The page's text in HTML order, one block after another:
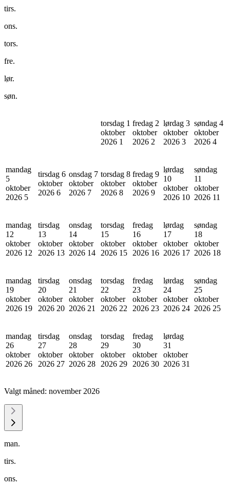
tirs.
ons.
tors.
fre.
lør.
søn.
torsdag 1
oktober
2026 1
fredag 2
oktober
2026 2
lørdag 3
oktober
2026 3
søndag 4
oktober
2026 4
mandag
5
oktober
2026 5
tirsdag 6
oktober
2026 6
onsdag 7
oktober
2026 7
torsdag 8
oktober
2026 8
fredag 9
oktober
2026 9
lørdag
10
oktober
2026 10
søndag
11
oktober
2026 11
mandag
12
oktober
2026 12
tirsdag
13
oktober
2026 13
onsdag
14
oktober
2026 14
torsdag
15
oktober
2026 15
fredag
16
oktober
2026 16
lørdag
17
oktober
2026 17
søndag
18
oktober
2026 18
mandag
19
oktober
2026 19
tirsdag
20
oktober
2026 20
onsdag
21
oktober
2026 21
torsdag
22
oktober
2026 22
fredag
23
oktober
2026 23
lørdag
24
oktober
2026 24
søndag
25
oktober
2026 25
mandag
26
oktober
2026 26
tirsdag
27
oktober
2026 27
onsdag
28
oktober
2026 28
torsdag
29
oktober
2026 29
fredag
30
oktober
2026 30
lørdag
31
oktober
2026 31
Valgt måned: november 2026
man.
tirs.
ons.